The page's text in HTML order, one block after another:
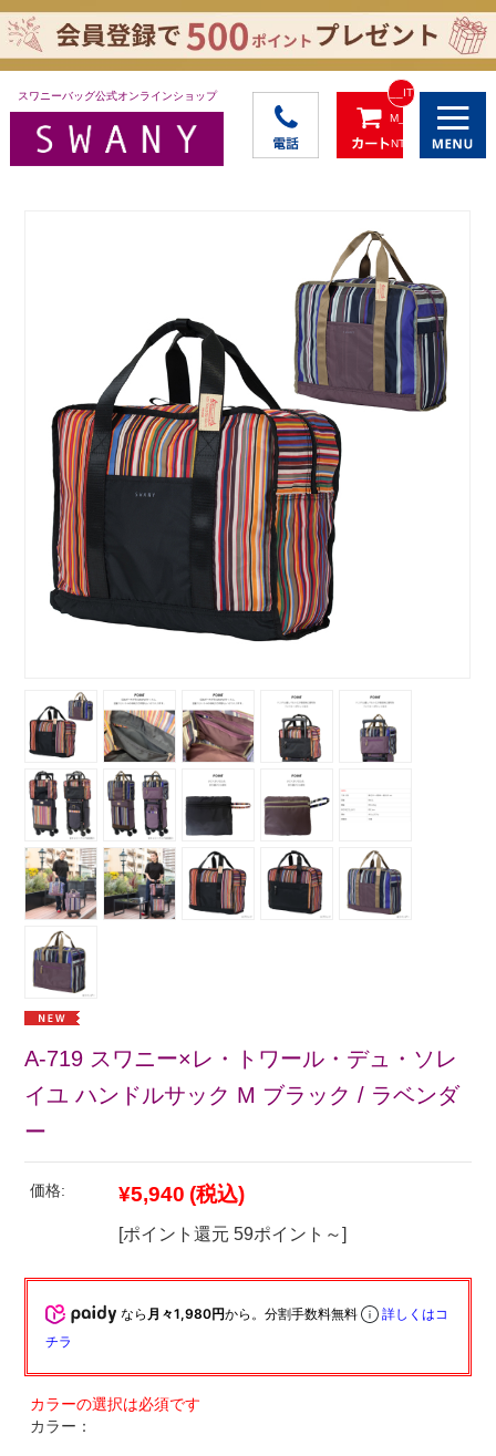
スワニーバッグ公式オンラインショップ __IT
M_C
NT_
A-719 スワニー×レ・トワール・デュ・ソレ
イユ ハンドルサック M ブラック / ラベンダ
ー
価格: ¥5,940 (税込)
[ポイント還元 59ポイント～]
なら 月々1,980円から。分割手数料無料
詳しくはコ
チラ
カラー：